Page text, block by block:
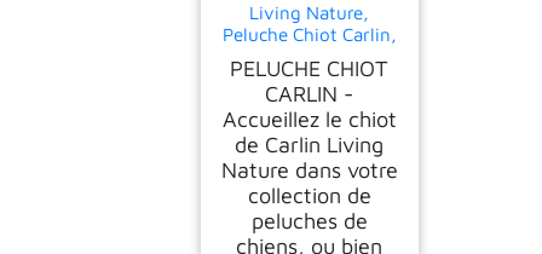
Living Nature,
Peluche Chiot Carlin,
Chien en Peluche
Doux, Réaliste Jouets
Animaux de
Compagnie, Peluches
Chiens à
Collectionner,
Doudou Chiot Carlin,
Idée Cadeau pour
Enfants, 16 cm
PELUCHE CHIOT
CARLIN -
Accueillez le chiot
de Carlin Living
Nature dans votre
collection de
peluches de
chiens, ou bien